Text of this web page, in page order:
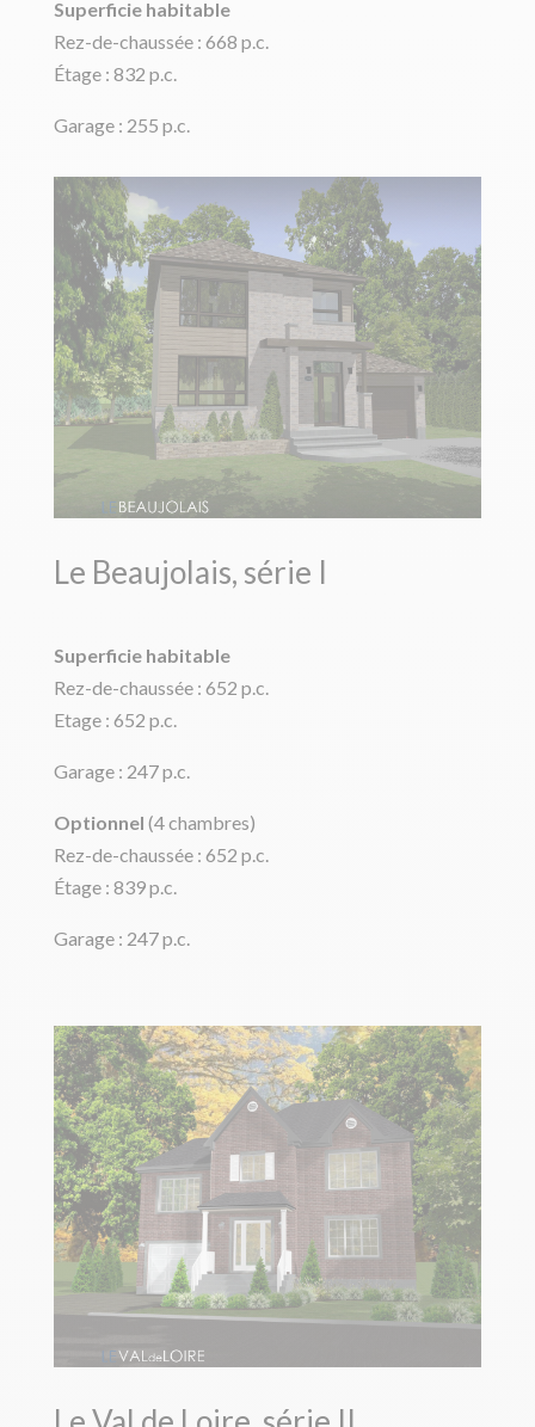
Superficie habitable
Rez-de-chaussée : 668 p.c.
Étage : 832 p.c.
Garage : 255 p.c.
Le Beaujolais, série I
Superficie habitable
Rez-de-chaussée : 652 p.c.
Etage : 652 p.c.
Garage : 247 p.c.
Optionnel (4 chambres)
Rez-de-chaussée : 652 p.c.
Étage : 839 p.c.
Garage : 247 p.c.